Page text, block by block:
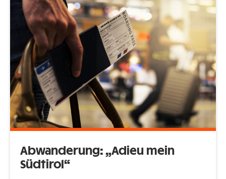
Abwanderung: „Adieu mein
Südtirol“